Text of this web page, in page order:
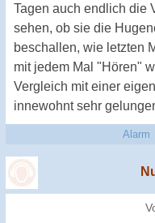
Tagen auch endlich die
sehen, ob sie die
beschallen, wie letzten
mit jedem Mal "Hören"
Vergleich mit einer
innewohnt sehr
Alarm